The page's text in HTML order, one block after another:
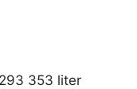
353 liter